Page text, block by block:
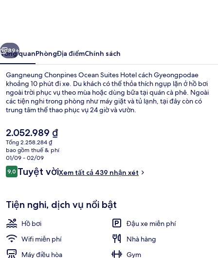
Hotel
Tiếp
89+
Tổng quanPhòngĐịa điểmChính sách
Gangneung Chonpines Ocean Suites Hotel cách Gyeongpodae
khoảng 10 phút đi xe. Du khách có thể thỏa thích ngụp lặn ở hồ bơi
ngoài trời phục vụ theo mùa hoặc dùng bữa tại quán cà phê. Ngoài
các tiện nghi trong phòng như máy giặt và tủ lạnh, tại đây còn có
trung tâm thể thao phục vụ 24 giờ và vườn.
Giá
hiện
tại
là
2.052.989 ₫
2.052.989 ₫
Tổng 2.258.284 ₫
bao gồm thuế & phí
01/09 - 02/09
Nhận
xét
9,09,0 trên 10,
Tuyệt vờiXem tất cả 439 nhận xét
Tiện nghi, dịch vụ nổi bật
Hồ bơi
Đậu xe miễn phí
Wifi miễn phí
Nhà hàng
Máy điều hòa
Gym